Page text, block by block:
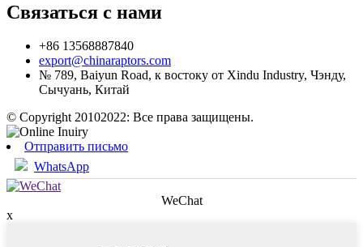
Связаться с нами
+86 13568887840
export@chinaraptors.com
№ 789, Baiyun Road, к востоку от Xindu Industry, Чэнду,
Сычуань, Китай
© Copyright 20102022: Все права защищены.
Отправить письмо
WhatsApp
WeChat
x